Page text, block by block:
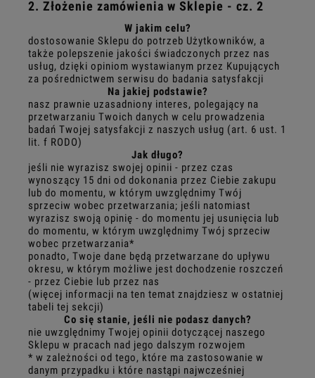
2. Złożenie zamówienia w Sklepie - cz. 2
W jakim celu?
dostosowanie Sklepu do potrzeb Użytkowników, a
także polepszenie jakości świadczonych przez nas
usług, dzięki opiniom wystawianym przez Kupujących
za pośrednictwem serwisu do badania satysfakcji
Na jakiej podstawie?
nasz prawnie uzasadniony interes, polegający na
przetwarzaniu Twoich danych w celu prowadzenia
badań Twojej satysfakcji z naszych usług (art. 6 ust. 1
lit. f RODO)
Jak długo?
jeśli nie wyrazisz swojej opinii - przez czas
wynoszący 15 dni od dokonania przez Ciebie zakupu
lub do momentu, w którym uwzględnimy Twój
sprzeciw wobec przetwarzania; jeśli natomiast
wyrazisz swoją opinię - do momentu jej usunięcia lub
do momentu, w którym uwzględnimy Twój sprzeciw
wobec przetwarzania*
ponadto, Twoje dane będą przetwarzane do upływu
okresu, w którym możliwe jest dochodzenie roszczeń
- przez Ciebie lub przez nas
(więcej informacji na ten temat znajdziesz w ostatniej
tabeli tej sekcji)
Co się stanie, jeśli nie podasz danych?
nie uwzględnimy Twojej opinii dotyczącej naszego
Sklepu w pracach nad jego dalszym rozwojem
* w zależności od tego, które ma zastosowanie w
danym przypadku i które nastąpi najwcześniej